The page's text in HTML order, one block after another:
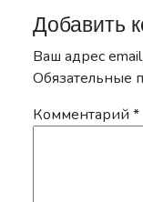
Добавить
Ваш адрес
Обязательные
Комментарий *